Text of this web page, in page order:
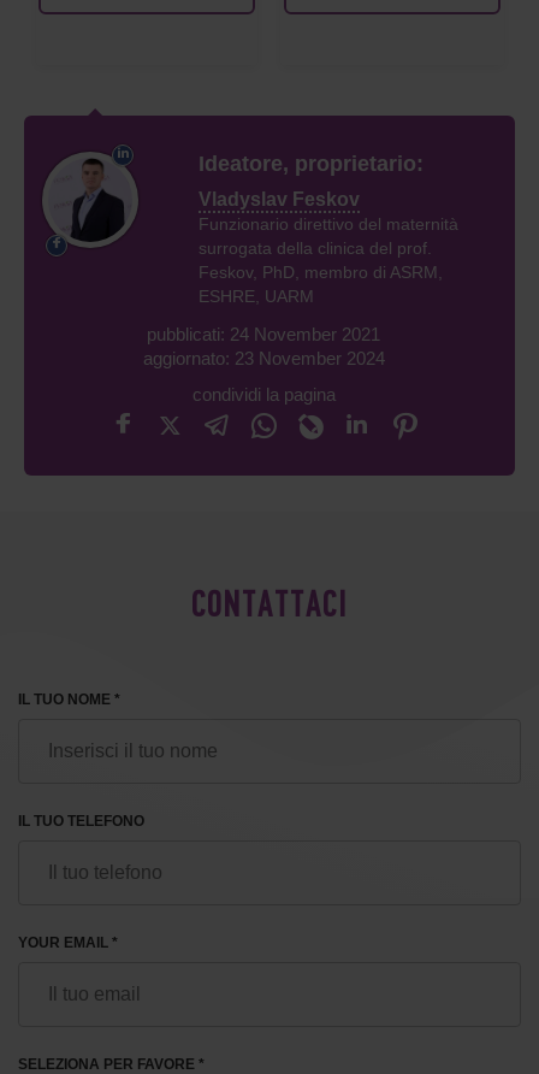
Ideatore, proprietario:
Vladyslav Feskov
Funzionario direttivo del maternità
surrogata della clinica del prof.
Feskov, PhD, membro di ASRM,
ESHRE, UARM
pubblicati: 24 November 2021
aggiornato: 23 November 2024
condividi la pagina
CONTATTACI
IL TUO NOME *
IL TUO TELEFONO
YOUR EMAIL *
SELEZIONA PER FAVORE *